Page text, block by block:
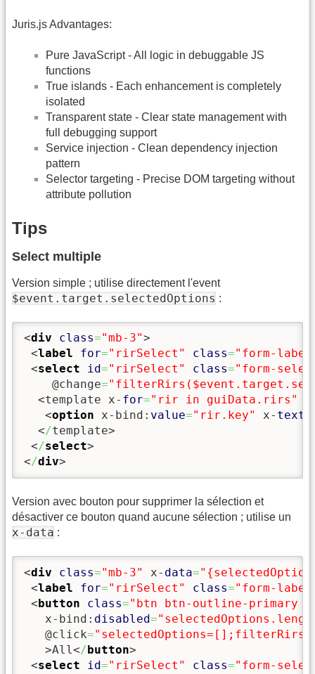
Juris.js Advantages:
Pure JavaScript - All logic in debuggable JS
functions
True islands - Each enhancement is completely
isolated
Transparent state - Clear state management with
full debugging support
Service injection - Clean dependency injection
pattern
Selector targeting - Precise DOM targeting without
attribute pollution
Tips
Select multiple
Version simple ; utilise directement l'event
$event.target.selectedOptions :
<div class="mb-3">
<label for="rirSelect" class="form-
<select id="rirSelect" class="form-
    @change
=
<template x- for="rir in guiData.rirs"
<option x-bind: value="rir.key" x- text
</template>
</select>
</div>
Version avec bouton pour supprimer la sélection et
désactiver ce bouton quand aucune sélection ; utilise un
x-data :
<div class="mb-3" x- data=
<label for="rirSelect" class="form-
<button class="btn btn-outline-primary
   x-bind:
disabled=
   @click
=
   >
All </button>
<select id="rirSelect" class="form-